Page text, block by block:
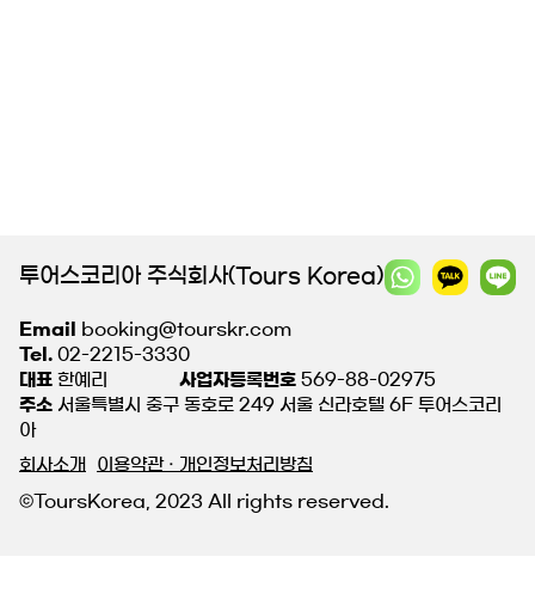
투어스코리아 주식회사(Tours Korea)
Email
booking@tourskr.com
Tel. 02-2215-3330
대표 한예리 사업자등록번호 569-88-02975
주소 서울특별시 중구 동호로 249 서울 신라호텔 6F 투어스코리
아
회사소개
이용약관 · 개인정보처리방침
©ToursKorea, 2023 All rights reserved.